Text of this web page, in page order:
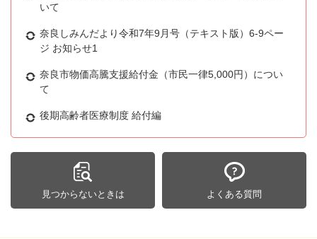
いて
奈良しみんだより令和7年9月号（テキスト版）6-9ペー
ジ お知らせ1
奈良市物価高騰支援給付金（市民一律5,000円）につい
て
後期高齢者医療制度 給付編
見つからないときは よくある質問